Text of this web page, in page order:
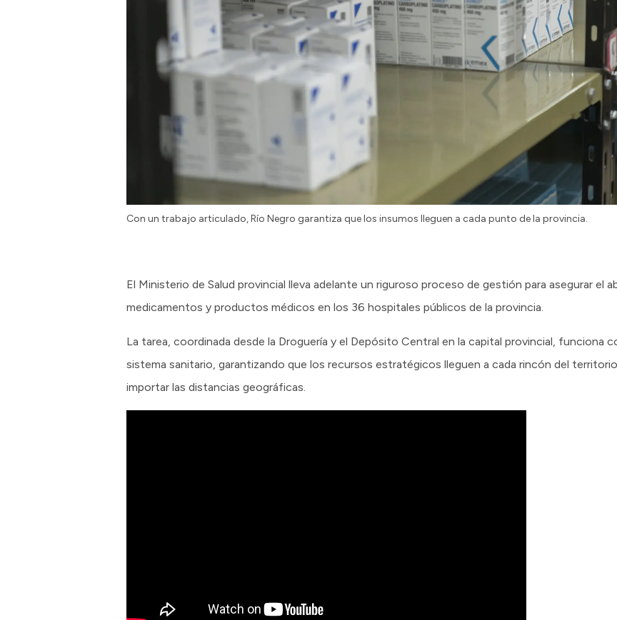
Con un trabajo articulado, Río Negro garantiza que los insumos lleguen a cada punto de la provincia.
El Ministerio de Salud provincial lleva adelante un riguroso proceso de gestión para asegurar el
medicamentos y productos médicos en los 36 hospitales públicos de la provincia.
La tarea, coordinada desde la Droguería y el Depósito Central en la capital provincial, funciona
sistema sanitario, garantizando que los recursos estratégicos lleguen a cada rincón del
importar las distancias geográficas.